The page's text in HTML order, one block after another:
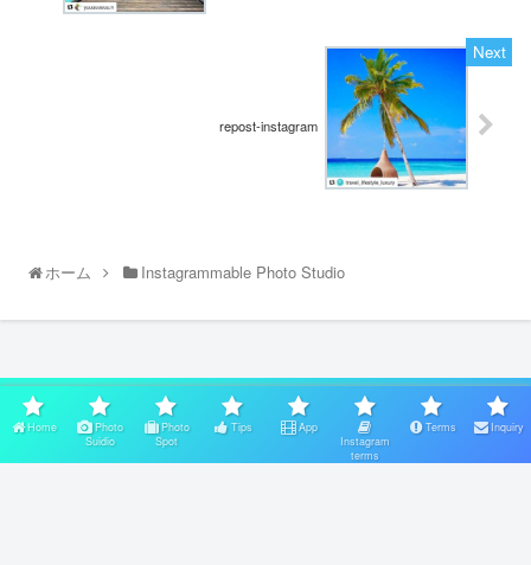
repost-instagram
ホーム Instagrammable Photo Studio
スポンサーリンク
Home
Photo
Suidio
Photo
Spot
Tips
App
Instagram
terms
Terms Inquiry